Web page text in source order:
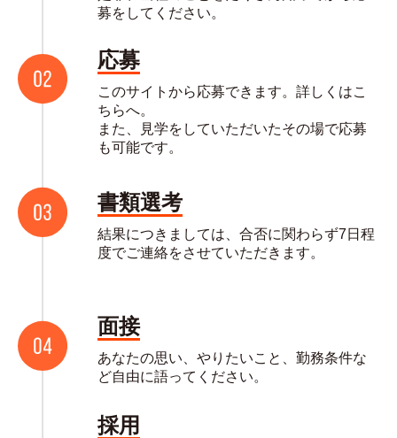
募をしてください。
応募
このサイトから応募できます。詳しくはこ
ちらへ。
また、見学をしていただいたその場で応募
も可能です。
書類選考
結果につきましては、合否に関わらず7日程
度でご連絡をさせていただきます。
面接
あなたの思い、やりたいこと、勤務条件な
ど自由に語ってください。
採用